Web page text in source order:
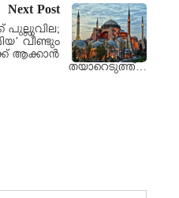
Next Post
പുല്ലുവില;
വീണ്ടും
ആക്കാൻ
തയാറെടുത്ത്…